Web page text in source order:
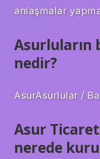
anlaşmalar
Asurluların
nedir?
AsurAsurlular /
Asur
nerede